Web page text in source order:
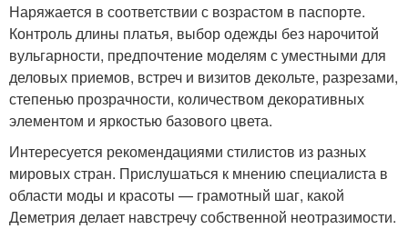
Наряжается в соответствии с возрастом в паспорте.
Контроль длины платья, выбор одежды без нарочитой
вульгарности, предпочтение моделям с уместными для
деловых приемов, встреч и визитов декольте, разрезами,
степенью прозрачности, количеством декоративных
элементом и яркостью базового цвета.
Интересуется рекомендациями стилистов из разных
мировых стран. Прислушаться к мнению специалиста в
области моды и красоты — грамотный шаг, какой
Деметрия делает навстречу собственной неотразимости.